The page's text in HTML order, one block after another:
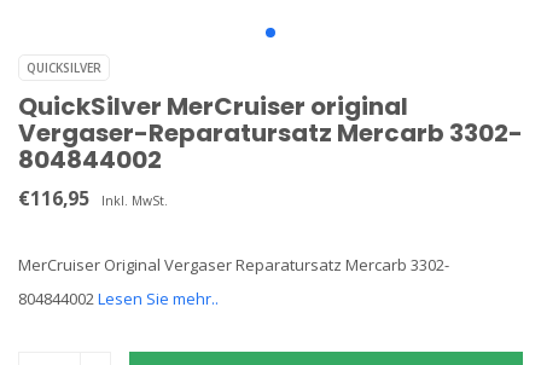
QUICKSILVER
QuickSilver MerCruiser original
Vergaser-Reparatursatz Mercarb 3302-
804844002
€116,95 Inkl. MwSt.
MerCruiser Original Vergaser Reparatursatz Mercarb 3302-
804844002Lesen Sie mehr..